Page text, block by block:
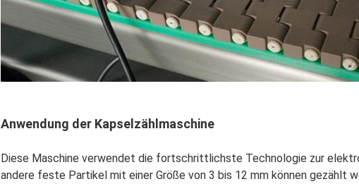
Anwendung der Kapselzählmaschine
Diese Maschine verwendet die fortschrittlichste Technologie zur
andere feste Partikel mit einer Größe von 3 bis 12 mm können gezählt